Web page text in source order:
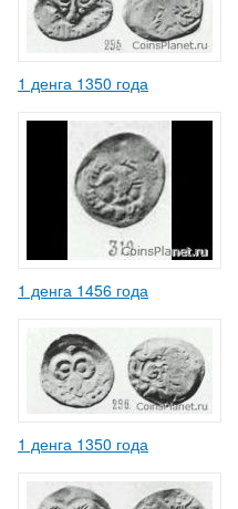
1 денга 1350 года
1 денга 1456 года
1 денга 1350 года